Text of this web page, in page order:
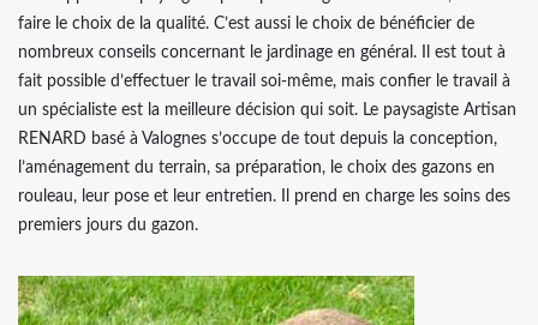
faire le choix de la qualité. C’est aussi le choix de bénéficier de
nombreux conseils concernant le jardinage en général. Il est tout à
fait possible d’effectuer le travail soi-même, mais confier le travail à
un spécialiste est la meilleure décision qui soit. Le paysagiste Artisan
RENARD basé à Valognes s’occupe de tout depuis la conception,
l’aménagement du terrain, sa préparation, le choix des gazons en
rouleau, leur pose et leur entretien. Il prend en charge les soins des
premiers jours du gazon.